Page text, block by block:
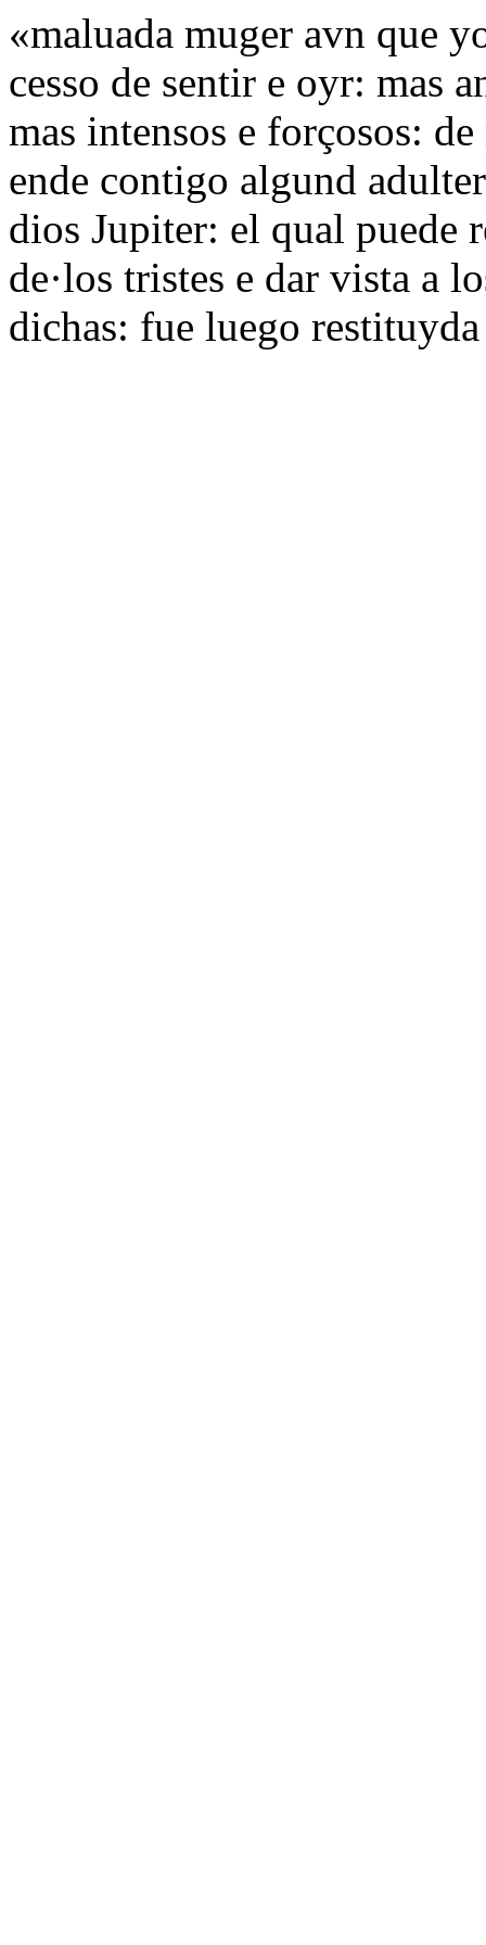
«maluada muger avn que
cesso de sentir e oyr: mas
mas intensos e forçosos:
ende contigo algund
dios Jupiter: el qual puede
de·los tristes e dar vista a
dichas: fue luego